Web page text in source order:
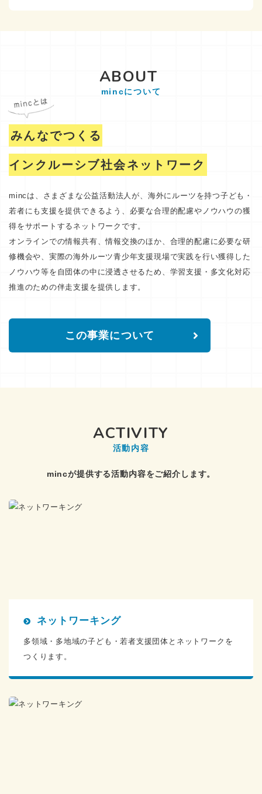
ABOUT
mincについて
みんなでつくる
インクルーシブ社会ネットワーク
mincは、さまざまな公益活動法人が、海外にルーツを持つ子ども・
若者にも支援を提供できるよう、必要な合理的配慮やノウハウの獲
得をサポートするネットワークです。
オンラインでの情報共有、情報交換のほか、合理的配慮に必要な研
修機会や、実際の海外ルーツ青少年支援現場で実践を行い獲得した
ノウハウ等を自団体の中に浸透させるため、学習支援・多文化対応
推進のための伴走支援を提供します。
この事業について
ACTIVITY
活動内容
mincが提供する活動内容をご紹介します。
ネットワーキング
多領域・多地域の子ども・若者支援団体とネットワークを
つくります。